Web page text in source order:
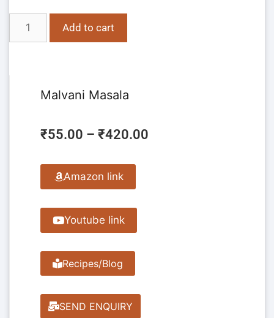
Add to cart
Malvani Masala
₹55.00 – ₹420.00
Amazon link
Youtube link
Recipes/Blog
SEND ENQUIRY